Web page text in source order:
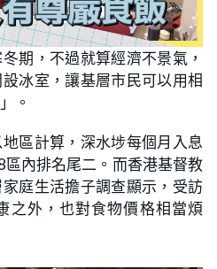
期，不過就算經濟不景氣，
冰室，讓基層市民可以用相
。
區計算，深水埗每個月入息
內排名尾二。而香港基督教
庭生活擔子調查顯示，受訪
之外，也對食物價格相當煩